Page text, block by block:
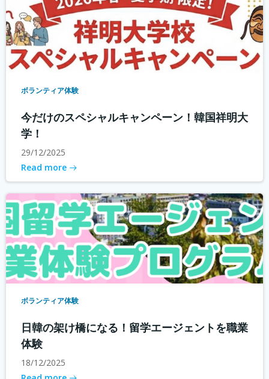
ボランティア体験
今だけのスペシャルキャンペーン！韓国祥明大
学！
29/12/2025
Read more
ボランティア体験
日韓の架け橋になる！留学エージェントを職業
体験
18/12/2025